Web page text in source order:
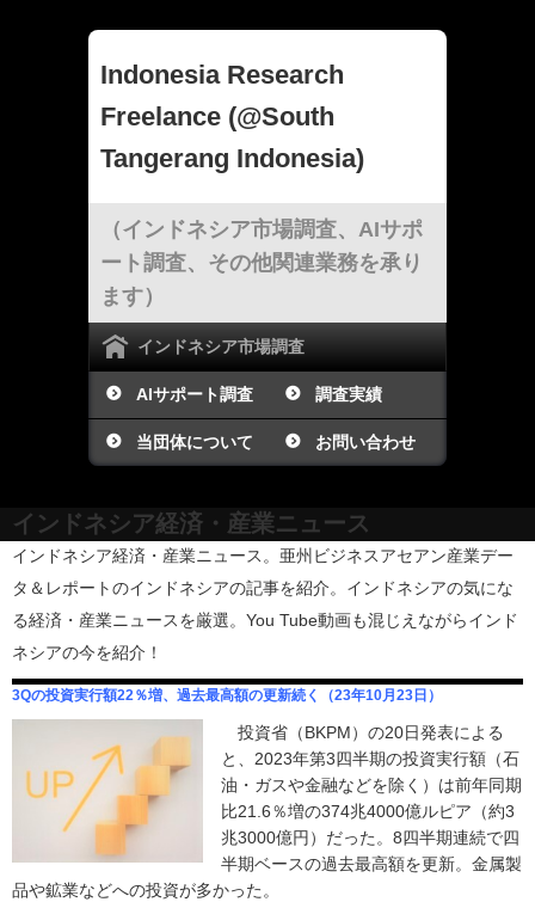
Indonesia Research
Freelance (@South
Tangerang Indonesia)
（インドネシア市場調査、AIサポ
ート調査、その他関連業務を承り
ます）
インドネシア市場調査
AIサポート調査 調査実績
当団体について お問い合わせ
インドネシア経済・産業ニュース
インドネシア経済・産業ニュース。亜州ビジネスアセアン産業デー
タ＆レポートのインドネシアの記事を紹介。インドネシアの気にな
る経済・産業ニュースを厳選。You Tube動画も混じえながらインド
ネシアの今を紹介！
3Qの投資実行額22％増、過去最高額の更新続く（23年10月23日）
投資省（BKPM）の20日発表による
と、2023年第3四半期の投資実行額（石
油・ガスや金融などを除く）は前年同期
比21.6％増の374兆4000億ルピア（約3
兆3000億円）だった。8四半期連続で四
半期ベースの過去最高額を更新。金属製
品や鉱業などへの投資が多かった。